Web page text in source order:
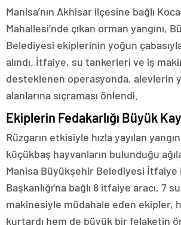
Manisa’nın Akhisar ilçesine bağlı
Mahallesi’nde çıkan orman yangını,
Belediyesi ekiplerinin yoğun
alındı. İtfaiye, su tankerleri ve iş
desteklenen operasyonda, alevlerin
alanlarına sıçraması önlendi.
Ekiplerin Fedakarlığı Büyük
Rüzgarın etkisiyle hızla yayılan
küçükbaş hayvanların bulunduğu
Manisa Büyükşehir Belediyesi İtfaiye
Başkanlığı’na bağlı 8 itfaiye aracı, 7
makinesiyle müdahale eden ekipler,
kurtardı hem de büyük bir felaketin